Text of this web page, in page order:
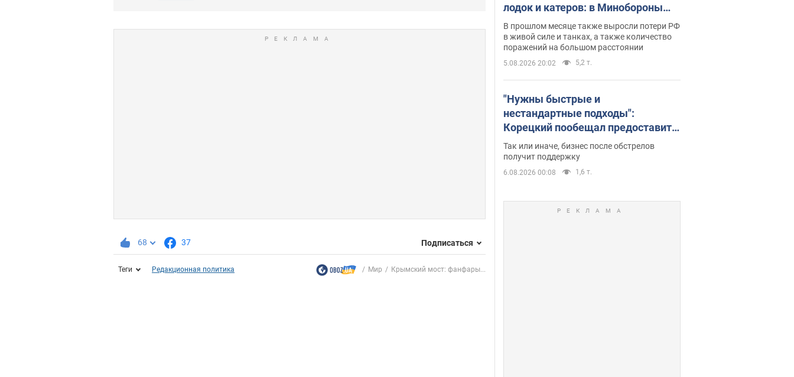
68 37 Подписаться
Теги Редакционная политика Мир Крымский мост: фанфары...
лодок и катеров: в Минобороны
обнародовали статистику
В прошлом месяце также выросли потери РФ
в живой силе и танках, а также количество
поражений на большом расстоянии
5.08.2026 20:02 5,2 т.
"Нужны быстрые и
нестандартные подходы":
Корецкий пообещал предоставить
бизнесу приоритетный доступ к
имеющимся складским
помещениям
Так или иначе, бизнес после обстрелов
получит поддержку
6.08.2026 00:08 1,6 т.